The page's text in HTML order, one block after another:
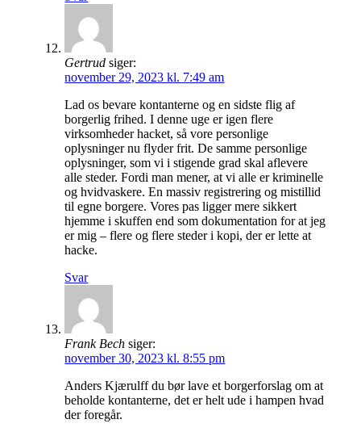
Gertrud siger:
november 29, 2023 kl. 7:49 am
Lad os bevare kontanterne og en sidste flig af
borgerlig frihed. I denne uge er igen flere
virksomheder hacket, så vore personlige
oplysninger nu flyder frit. De samme personlige
oplysninger, som vi i stigende grad skal aflevere
alle steder. Fordi man mener, at vi alle er kriminelle
og hvidvaskere. En massiv registrering og mistillid
til egne borgere. Vores pas ligger mere sikkert
hjemme i skuffen end som dokumentation for at jeg
er mig – flere og flere steder i kopi, der er lette at
hacke.
Svar
Frank Bech siger:
november 30, 2023 kl. 8:55 pm
Anders Kjærulff du bør lave et borgerforslag om at
beholde kontanterne, det er helt ude i hampen hvad
der foregår.